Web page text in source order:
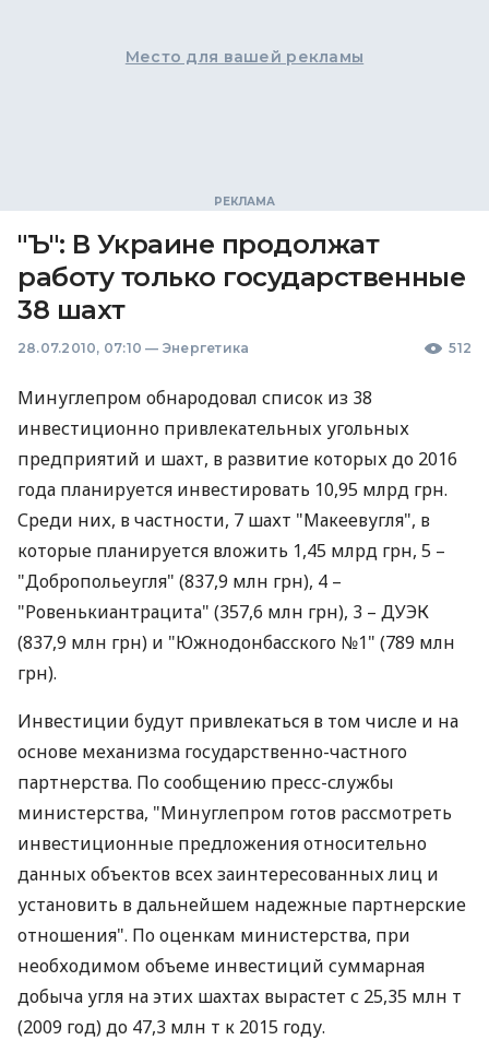
Место для вашей рекламы
"Ъ": В Украине продолжат
работу только государственные
38 шахт
28.07.2010, 07:10 — Энергетика 512
Минуглепром обнародовал список из 38
инвестиционно привлекательных угольных
предприятий и шахт, в развитие которых до 2016
года планируется инвестировать 10,95 млрд грн.
Среди них, в частности, 7 шахт "Макеевугля", в
которые планируется вложить 1,45 млрд грн, 5 –
"Добропольеугля" (837,9 млн грн), 4 –
"Ровенькиантрацита" (357,6 млн грн), 3 – ДУЭК
(837,9 млн грн) и "Южнодонбасского №1" (789 млн
грн).
Инвестиции будут привлекаться в том числе и на
основе механизма государственно-частного
партнерства. По сообщению пресс-службы
министерства, "Минуглепром готов рассмотреть
инвестиционные предложения относительно
данных объектов всех заинтересованных лиц и
установить в дальнейшем надежные партнерские
отношения". По оценкам министерства, при
необходимом объеме инвестиций суммарная
добыча угля на этих шахтах вырастет с 25,35 млн т
(2009 год) до 47,3 млн т к 2015 году.